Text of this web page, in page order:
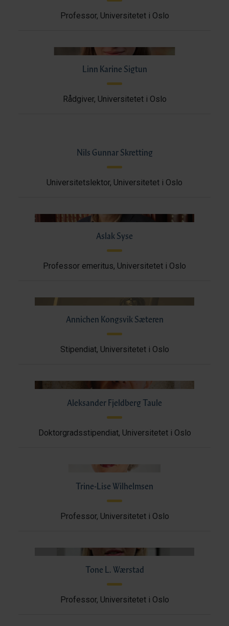
Professor, Universitetet i Oslo
Linn Karine Sigtun
Rådgiver, Universitetet i Oslo
Nils Gunnar Skretting
Universitetslektor, Universitetet i Oslo
Aslak Syse
Professor emeritus, Universitetet i Oslo
Annichen Kongsvik Sæteren
Stipendiat, Universitetet i Oslo
Aleksander Fjeldberg Taule
Doktorgradsstipendiat, Universitetet i Oslo
Trine-Lise Wilhelmsen
Professor, Universitetet i Oslo
Tone L. Wærstad
Professor, Universitetet i Oslo